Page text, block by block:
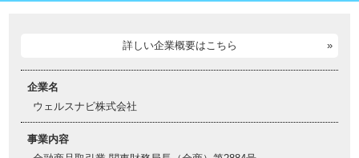
詳しい企業概要はこちら
企業名
ウェルスナビ株式会社
事業内容